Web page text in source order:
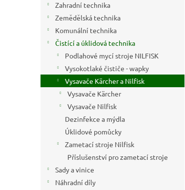
l
Zahradní technika
Zemědělská technika
Komunální technika
Čistící a úklidová technika
Podlahové mycí stroje NILFISK
Vysokotlaké čističe - wapky
Vysavače Kärcher a Nilfisk
Vysavače Kärcher
Vysavače Nilfisk
Dezinfekce a mýdla
Úklidové pomůcky
Zametací stroje Nilfisk
Příslušenství pro zametací stroje
Sady a vinice
Náhradní díly